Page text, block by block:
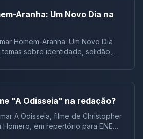
Aranha: Um Novo Dia na
Homem-Aranha: Um Novo Dia
sobre identidade, solidão,
"A Odisseia" na redação?
A Odisseia, filme de Christopher
em repertório para ENEM,